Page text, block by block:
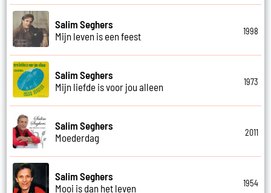
Salim Seghers
Mijn leven is een feest
1998
Salim Seghers
Mijn liefde is voor jou alleen
1973
Salim Seghers
Moederdag
2011
Salim Seghers
Mooi is dan het leven
1954